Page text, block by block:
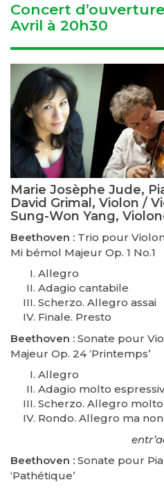
Concert
Avril à 20h30
Marie Josèphe Jude,
David Grimal, Violon /
Sung-Won Yang,
Beethoven : Trio pour
Mi bémol Majeur Op. 1 No.1
Allegro
Adagio cantabile
Scherzo. Allegro assai
Finale. Presto
Beethoven : Sonate pour
Majeur Op. 24 ‘Printemps’
Allegro
Adagio molto
Scherzo. Allegro molto
Rondo. Allegro ma
Beethoven : Sonate pour
‘Pathétique’